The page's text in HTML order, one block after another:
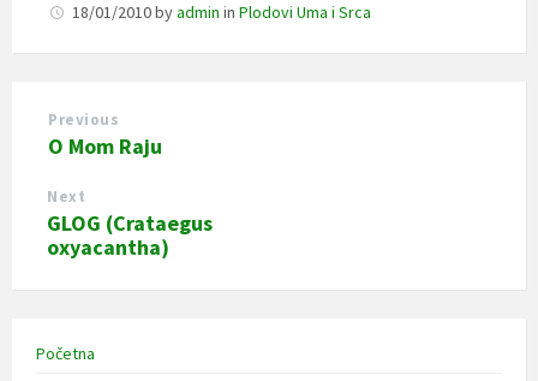
18/01/2010byadmin in Plodovi Uma i Srca
Previous
O Mom Raju
Next
GLOG (Crataegus
oxyacantha)
Početna